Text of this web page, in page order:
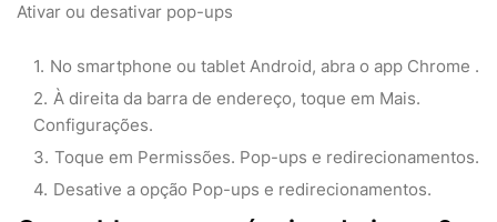
Ativar ou desativar pop-ups
No smartphone ou tablet Android, abra o app Chrome .
À direita da barra de endereço, toque em Mais.
Configurações.
Toque em Permissões. Pop-ups e redirecionamentos.
Desative a opção Pop-ups e redirecionamentos.